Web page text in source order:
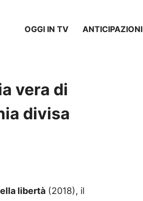
OGGI IN TV ANTICIPAZIONI
vera di
divisa
libertà (2018), il